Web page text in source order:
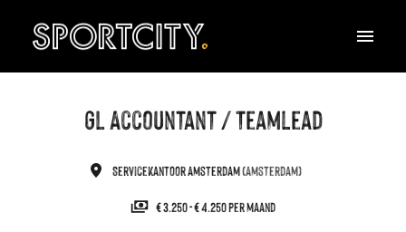
Homepagina
GL Accountant / Teamlead
Servicekantoor Amsterdam(Amsterdam)
€ 3.250 - € 4.250 per maand